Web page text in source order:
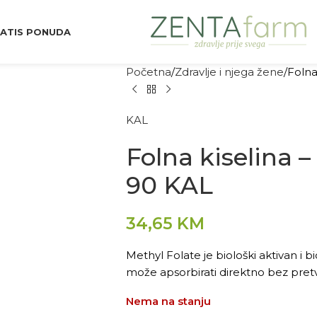
PONUDA
Početna Zdravlje i njega žene
KAL
Folna kiselina
90 KAL
34,65 KM
Methyl Folate je biološki aktivan i
može apsorbirati direktno bez
Nema na stanju